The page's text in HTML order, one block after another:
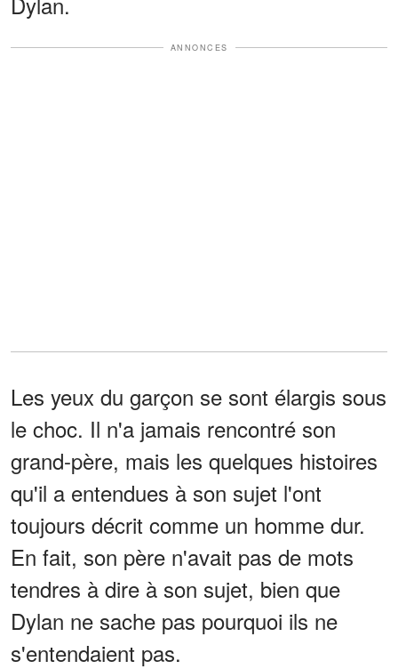
ANNONCES
Les yeux du garçon se sont élargis sous
le choc. Il n'a jamais rencontré son
grand-père, mais les quelques histoires
qu'il a entendues à son sujet l'ont
toujours décrit comme un homme dur.
En fait, son père n'avait pas de mots
tendres à dire à son sujet, bien que
Dylan ne sache pas pourquoi ils ne
s'entendaient pas.